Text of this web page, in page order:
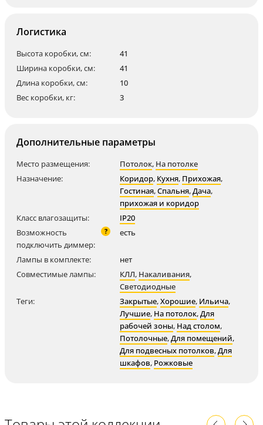
Логистика
Высота коробки, см:
41
Ширина коробки, см:
41
Длина коробки, см:
10
Вес коробки, кг:
3
Дополнительные параметры
Место размещения: Потолок, На потолке
Назначение:
Коридор, Кухня, Прихожая,
Гостиная,Спальня,Дача,
прихожая и коридор
Класс влагозащиты:
IP20
Возможность
подключить диммер:
? есть
Лампы в комплекте:
нет
Совместимые лампы:
КЛЛ, Накаливания,
Светодиодные
Теги:
Закрытые,Хорошие, Ильича,
Лучшие, На потолок,Для
рабочей зоны, Над столом,
Потолочные,Для помещений,
Для подвесных потолков,Для
шкафов, Рожковые